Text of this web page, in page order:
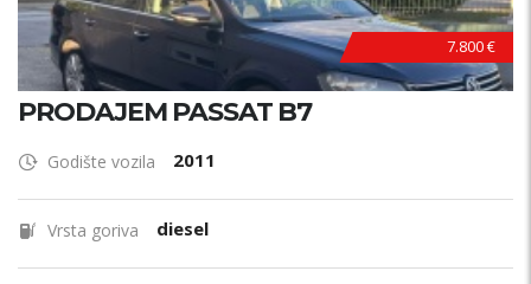
7.800 €
PRODAJEM PASSAT B7
Godište vozila 2011
Vrsta goriva diesel